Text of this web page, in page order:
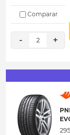
Comparar
- 2 +